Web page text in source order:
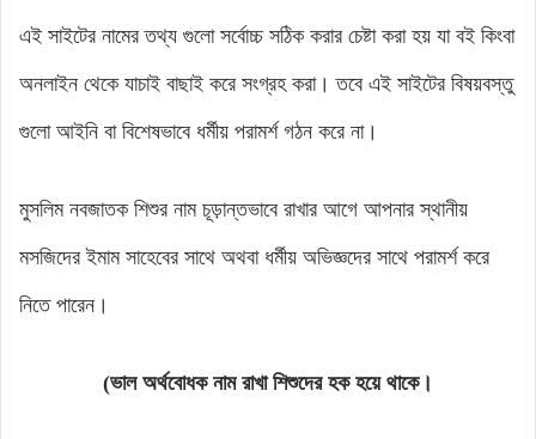
এই সাইটের নামের তথ্য গুলো সর্বোচ্চ সঠিক করার চেষ্টা করা হয় যা বই কিংবা
অনলাইন থেকে যাচাই বাছাই করে সংগ্রহ করা। তবে এই সাইটের বিষয়বস্তু
গুলো আইনি বা বিশেষভাবে ধর্মীয় পরামর্শ গঠন করে না।
মুসলিম নবজাতক শিশুর নাম চূড়ান্তভাবে রাখার আগে আপনার স্থানীয়
মসজিদের ইমাম সাহেবের সাথে অথবা ধর্মীয় অভিজ্ঞদের সাথে পরামর্শ করে
নিতে পারেন।
(ভাল অর্থবোধক নাম রাখা শিশুদের হক হয়ে থাকে।